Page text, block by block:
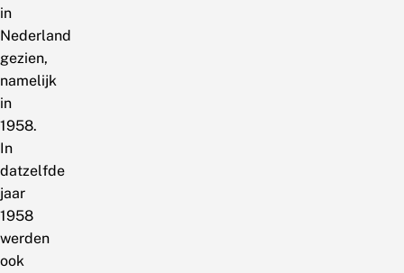
in
Nederland
gezien,
namelijk
in
1958.
In
datzelfde
jaar
1958
werden
ook